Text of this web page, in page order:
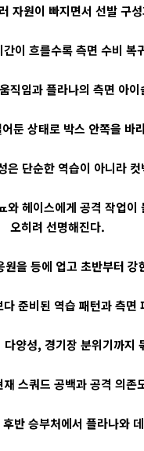
자원이 빠지면서 선발 구
이 흐를수록 측면 수비
직임과 플라나의 측면 아
둔 상태로 박스 안쪽을
단순한 역습이 아니라
헤이스에게 공격 작업
오히려 선명해진다.
을 등에 업고 초반부터
준비된 역습 패턴과 측
양성, 경기장 분위기까지
스쿼드 공백과 공격 의
반 승부처에서 플라나와